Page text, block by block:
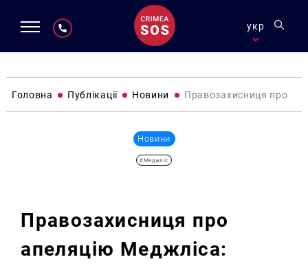
укр
Головна Публікації Новини Правозахисниця про
Новини
#Меджліс
Правозахисниця про
апеляцію Меджліса: